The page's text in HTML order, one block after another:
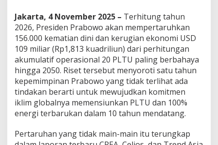
Jakarta, 4 November 2025 – Terhitung tahun
2026, Presiden Prabowo akan mempertaruhkan
156.000 kematian dini dan kerugian ekonomi USD
109 miliar (Rp1,813 kuadriliun) dari perhitungan
akumulatif operasional 20 PLTU paling berbahaya
hingga 2050. Riset tersebut menyoroti satu tahun
kepemimpinan Prabowo yang tidak terlihat ada
tindakan berarti untuk mewujudkan komitmen
iklim globalnya memensiunkan PLTU dan 100%
energi terbarukan dalam 10 tahun mendatang.
Pertaruhan yang tidak main-main itu terungkap